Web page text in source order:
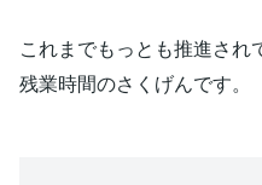
これまでもっとも推進され
残業時間のさくげんです。